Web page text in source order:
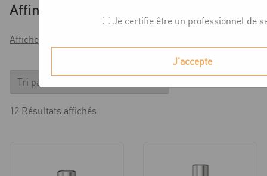
Affiner
Afficher les filtres
12 Résultats affichés
Je certifie être un professionnel de
J'accepte